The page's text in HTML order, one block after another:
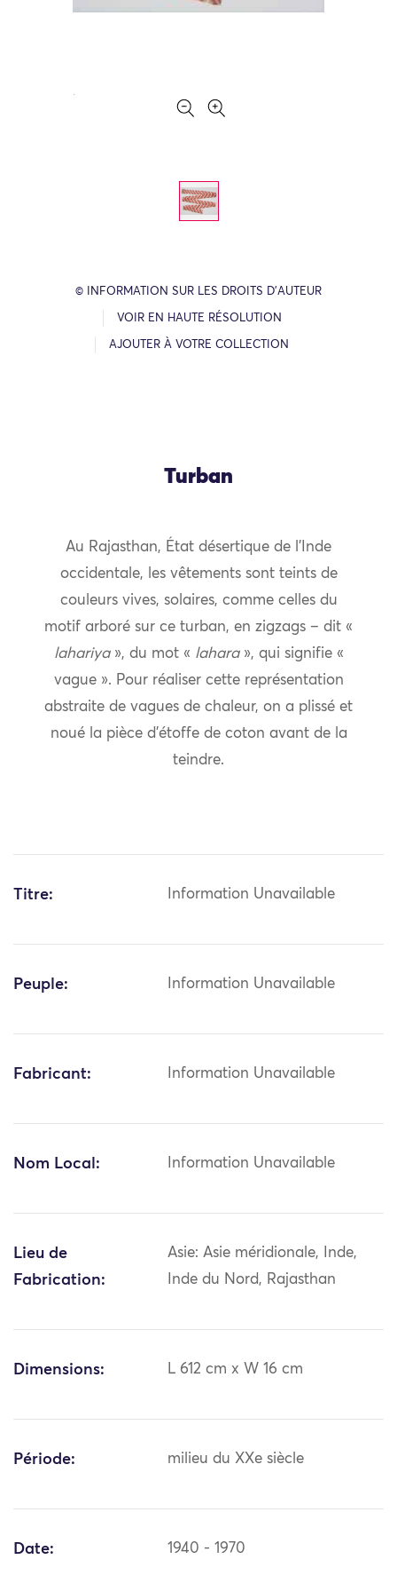
© INFORMATION SUR LES DROITS D’AUTEUR
VOIR EN HAUTE RÉSOLUTION
AJOUTER À VOTRE COLLECTION
Turban
Au Rajasthan, État désertique de l’Inde
occidentale, les vêtements sont teints de
couleurs vives, solaires, comme celles du
motif arboré sur ce turban, en zigzags – dit «
lahariya», du mot « lahara», qui signifie «
vague ». Pour réaliser cette représentation
abstraite de vagues de chaleur, on a plissé et
noué la pièce d’étoffe de coton avant de la
teindre.
Titre: Information Unavailable
Peuple: Information Unavailable
Fabricant: Information Unavailable
Nom Local: Information Unavailable
Lieu de
Fabrication:
Asie: Asie méridionale, Inde,
Inde du Nord, Rajasthan
Dimensions: L 612 cm x W 16 cm
Période: milieu du XXe siècle
Date: 1940 - 1970